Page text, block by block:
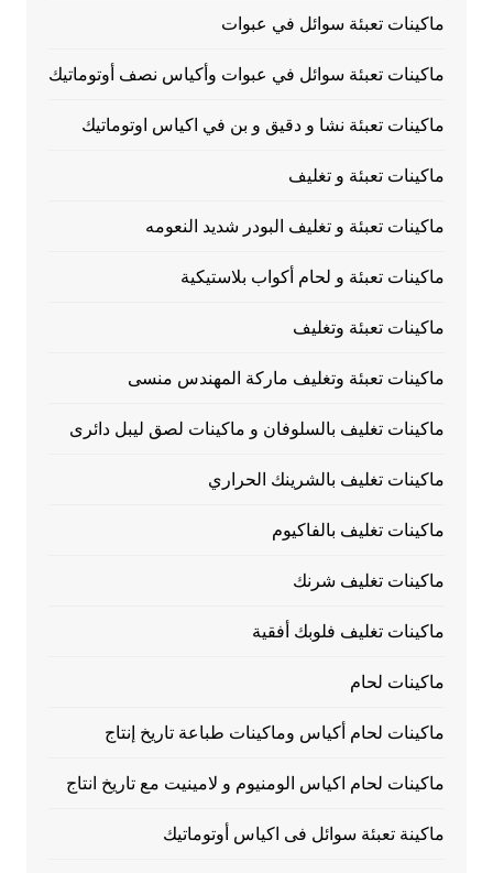
ماكينات تعبئة سوائل في عبوات
ماكينات تعبئة سوائل في عبوات وأكياس نصف أوتوماتيك
ماكينات تعبئة نشا و دقيق و بن في اكياس اوتوماتيك
ماكينات تعبئة و تغليف
ماكينات تعبئة و تغليف البودر شديد النعومه
ماكينات تعبئة و لحام أكواب بلاستيكية
ماكينات تعبئة وتغليف
ماكينات تعبئة وتغليف ماركة المهندس منسى
ماكينات تغليف بالسلوفان و ماكينات لصق ليبل دائرى
ماكينات تغليف بالشرينك الحراري
ماكينات تغليف بالفاكيوم
ماكينات تغليف شرنك
ماكينات تغليف فلوبك أفقية
ماكينات لحام
ماكينات لحام أكياس وماكينات طباعة تاريخ إنتاج
ماكينات لحام اكياس الومنيوم و لامينيت مع تاريخ انتاج
ماكينة تعبئة سوائل فى اكياس أوتوماتيك